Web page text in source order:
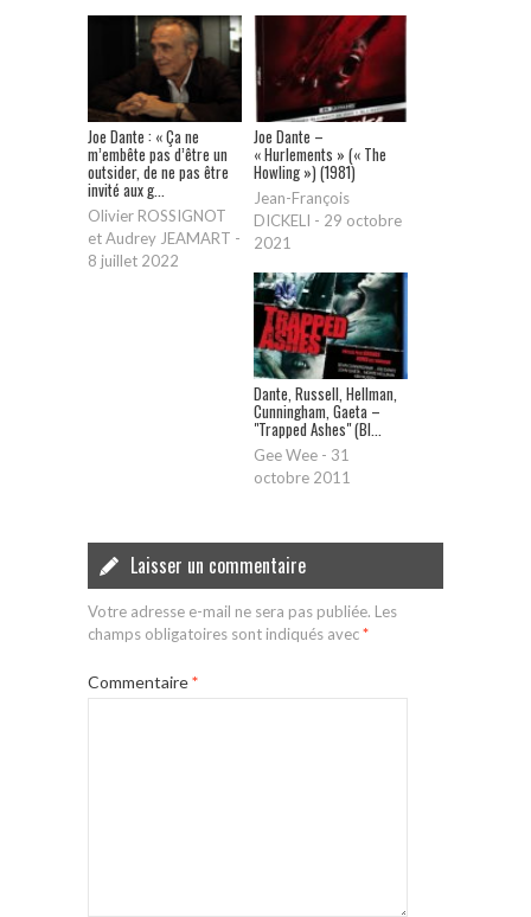
Joe Dante : « Ça ne
m’embête pas d’être un
outsider, de ne pas être
invité aux g...
Olivier ROSSIGNOT
et Audrey JEAMART -
8 juillet 2022
Joe Dante –
« Hurlements » (« The
Howling ») (1981)
Jean-François
DICKELI - 29 octobre
2021
Dante, Russell, Hellman,
Cunningham, Gaeta –
"Trapped Ashes" (Bl...
Gee Wee - 31
octobre 2011
Laisser un commentaire
Votre adresse e-mail ne sera pas publiée. Les
champs obligatoires sont indiqués avec*
Commentaire*